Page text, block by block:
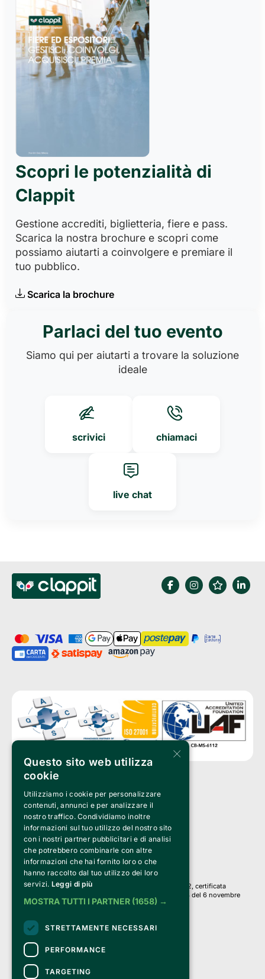
Scopri le potenzialità di
Clappit
Gestione accrediti, biglietteria, fiere e pass.
Scarica la nostra brochure e scopri come
possiamo aiutarti a coinvolgere e premiare il
tuo pubblico.
Scarica la brochure
Parlaci del tuo evento
Siamo qui per aiutarti a trovare la soluzione
ideale
scrivici chiamaci
live chat
Clappit è un marchio di proprietà di:
Bemils Srl
a Socio Unico
Via Fosse Ardeatine, 4 -20092 Cinisello Balsamo (MI)
PI 05589050961
Iscr. C.C.I.A.A. Milano R.E.A. 1833471
© 2010-2025 Bemils Srl - Tutti i diritti riservati
Credits:
Clappit è basato sulla piattaforma di biglietteria Belive 6.2, certificata
dall’Agenzia delle Entrate con protocollo n. 2025/445474 del 6 novembre
2025.
Su Clappit i tuoi acquisti ed i tuoi dati
sono sicuri e protetti da un certificato SSL
con crittografia a 128 bit.
×
Questo sito web utilizza
cookie
Utilizziamo i cookie per personalizzare
contenuti, annunci e per analizzare il
nostro traffico. Condividiamo inoltre
informazioni sul tuo utilizzo del nostro sito
con i nostri partner pubblicitari e di analisi
che potrebbero combinarle con altre
informazioni che hai fornito loro o che
hanno raccolto dal tuo utilizzo dei loro
servizi. Leggi di più
MOSTRA TUTTI I PARTNER (1658) →
STRETTAMENTE NECESSARI
PERFORMANCE
TARGETING